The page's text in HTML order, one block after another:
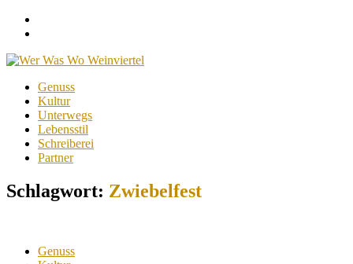
Skip
content
Genuss
Kultur
Unterwegs
Lebensstil
Schreiberei
Partner
Schlagwort: Zwiebelfest
Genuss